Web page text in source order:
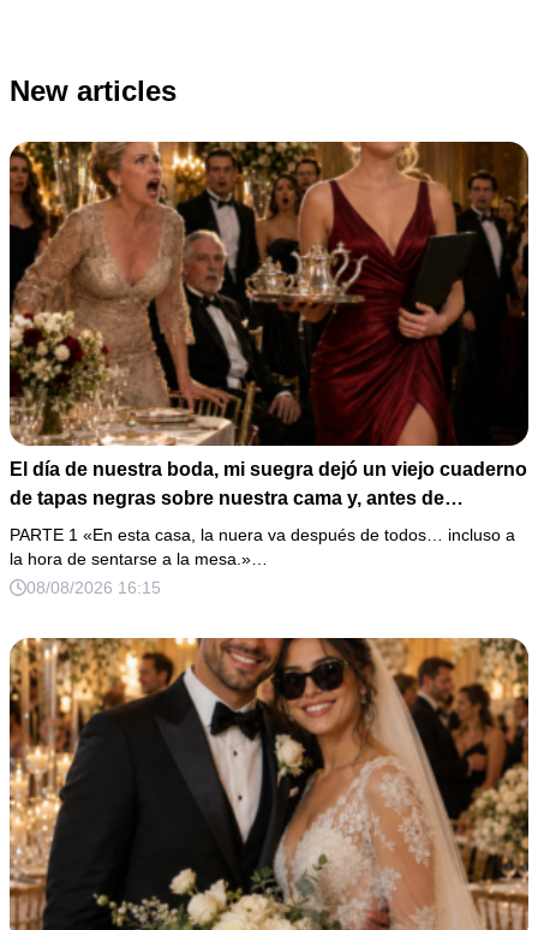
New articles
El día de nuestra boda, mi suegra dejó un viejo cuaderno
de tapas negras sobre nuestra cama y, antes de
marcharse, dijo: «En esta familia todos deben cumplir
una misma regla…».
PARTE 1 «En esta casa, la nuera va después de todos… incluso a
la hora de sentarse a la mesa.»…
08/08/2026 16:15